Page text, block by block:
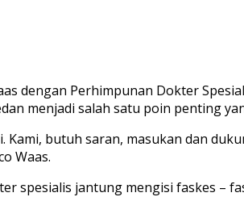
dengan Perhimpunan Dokter
menjadi salah satu poin penting
butuh saran, masukan dan
Waas.
spesialis jantung mengisi faskes –